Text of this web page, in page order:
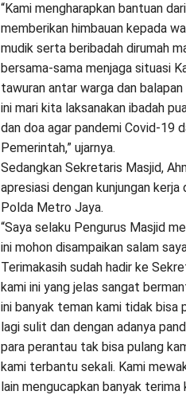
“Kami mengharapkan bantuan
memberikan himbauan kepada
mudik serta beribadah dirumah
bersama-sama menjaga situasi
tawuran antar warga dan
ini mari kita laksanakan ibadah
dan doa agar pandemi Covid-19
Pemerintah,” ujarnya.
Sedangkan Sekretaris Masjid,
apresiasi dengan kunjungan
Polda Metro Jaya.
“Saya selaku Pengurus Masjid
ini mohon disampaikan salam
Terimakasih sudah hadir ke
kami ini yang jelas sangat
ini banyak teman kami tidak bisa
lagi sulit dan dengan adanya
para perantau tak bisa pulang
kami terbantu sekali. Kami
lain mengucapkan banyak terima